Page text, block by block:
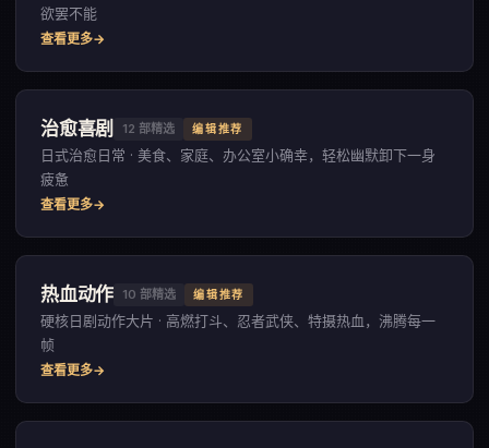
欲罢不能
查看更多
治愈喜剧 12 部精选 编辑推荐
日式治愈日常 · 美食、家庭、办公室小确幸，轻松幽默卸下一身
疲惫
查看更多
热血动作 10 部精选 编辑推荐
硬核日剧动作大片 · 高燃打斗、忍者武侠、特摄热血，沸腾每一
帧
查看更多